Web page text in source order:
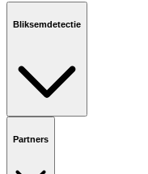
Bliksemdetectie
Partners